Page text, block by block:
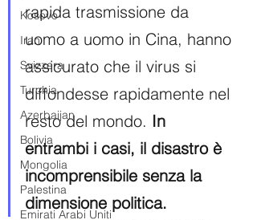
Kosovo
Iran
Svizzera
Turchia
Azerbaijan
Bolivia
Mongolia
Palestina
Emirati Arabi Uniti
rapida trasmissione da
uomo a uomo in Cina, hanno
assicurato che il virus si
diffondesse rapidamente nel
resto del mondo. In
entrambi i casi, il disastro è
incomprensibile senza la
dimensione politica.